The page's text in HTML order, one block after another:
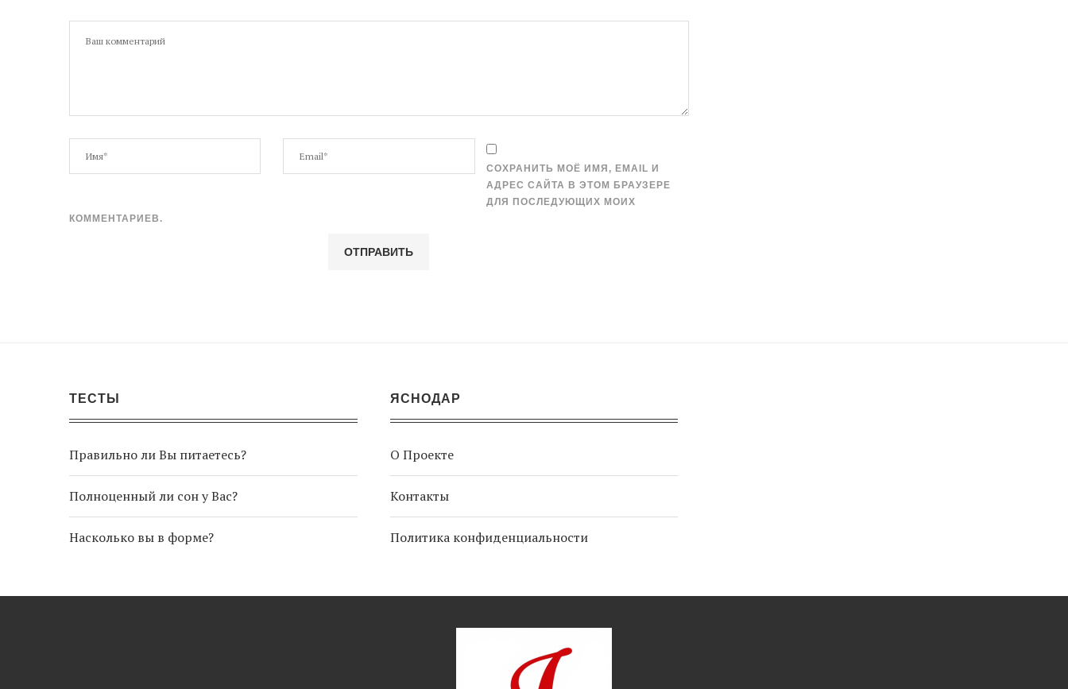
СОХРАНИТЬ МОЁ ИМЯ, EMAIL И
АДРЕС САЙТА В ЭТОМ БРАУЗЕРЕ
ДЛЯ ПОСЛЕДУЮЩИХ МОИХ
КОММЕНТАРИЕВ.
ТЕСТЫ
Правильно ли Вы питаетесь?
Полноценный ли сон у Вас?
Насколько вы в форме?
ЯСНОДАР
О Проекте
Контакты
Политика конфиденциальности